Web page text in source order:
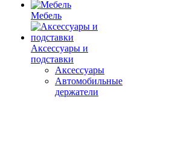
Мебель
Аксессуары и
подставки
Аксессуары
Автомобильные
держатели